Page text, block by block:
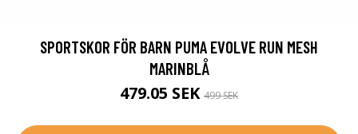
SPORTSKOR FÖR BARN PUMA EVOLVE RUN MESH
MARINBLÅ
479.05 SEK 499 SEK